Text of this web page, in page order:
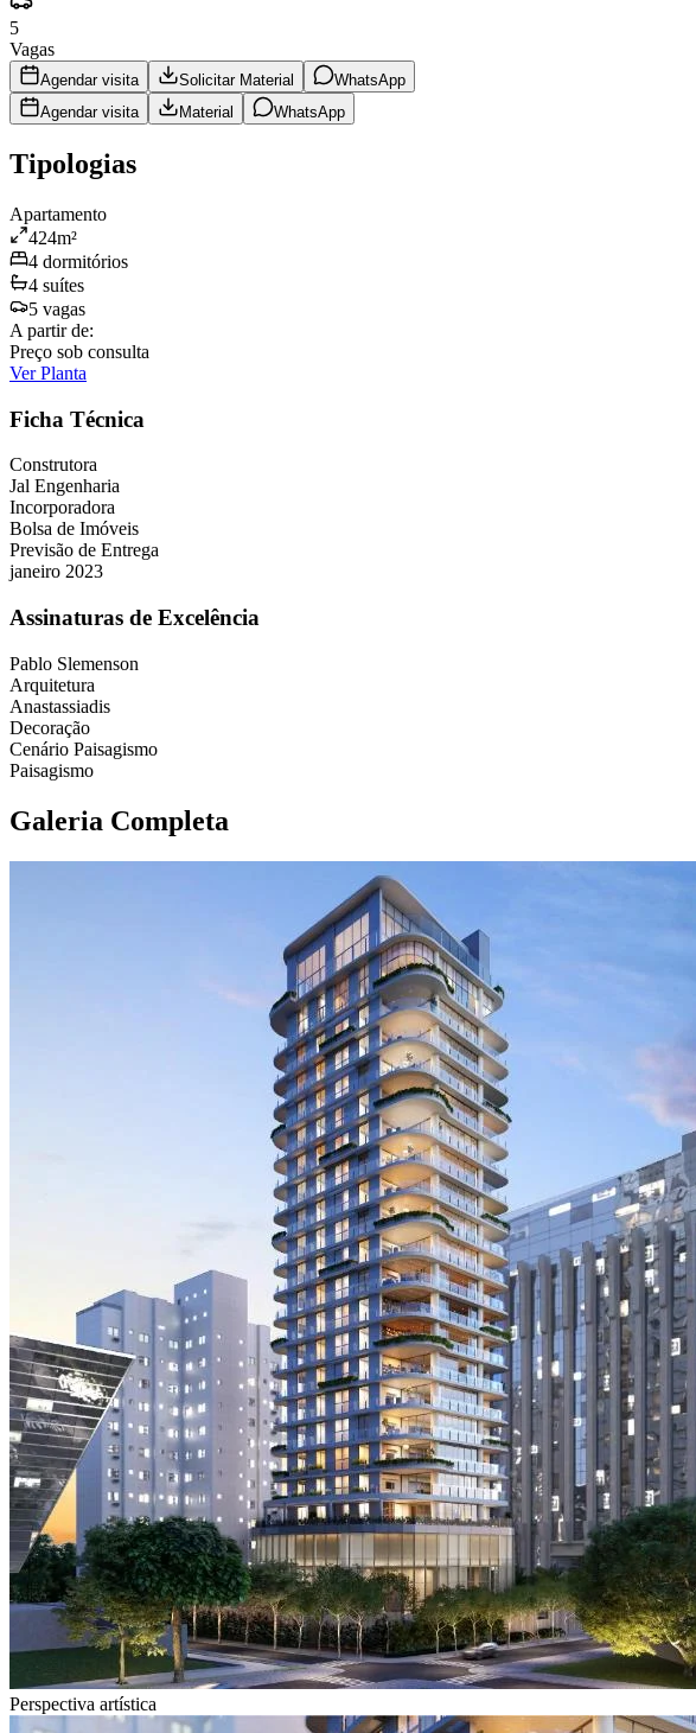
5
Vagas
Agendar visita Solicitar Material
WhatsApp
Agendar visita
Material WhatsApp
Tipologias
Apartamento
424m²
4 dormitórios
4 suítes
5 vagas
A partir de:
Preço sob consulta
Ver Planta
Ficha Técnica
Construtora
Jal Engenharia
Incorporadora
Bolsa de Imóveis
Previsão de Entrega
janeiro 2023
Assinaturas de Excelência
Pablo Slemenson
Arquitetura
Anastassiadis
Decoração
Cenário Paisagismo
Paisagismo
Galeria Completa
Perspectiva artística